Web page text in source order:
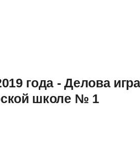
года - Делова
школе № 1